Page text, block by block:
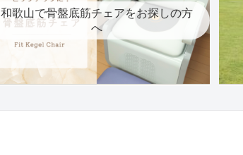
和歌山で骨盤底筋チェアをお探しの方
へ